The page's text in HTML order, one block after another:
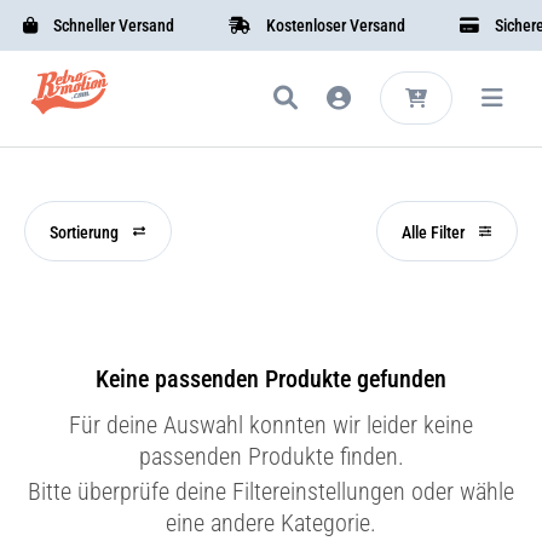
Schneller Versand Kostenloser Versand Sichere
Sortierung Alle Filter
Keine passenden Produkte gefunden
Für deine Auswahl konnten wir leider keine
passenden Produkte finden.
Bitte überprüfe deine Filtereinstellungen oder wähle
eine andere Kategorie.